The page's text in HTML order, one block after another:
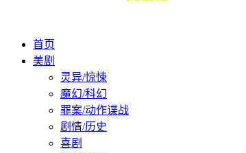
首页
美剧
灵异/惊悚
魔幻/科幻
罪案/动作谍战
剧情/历史
喜剧